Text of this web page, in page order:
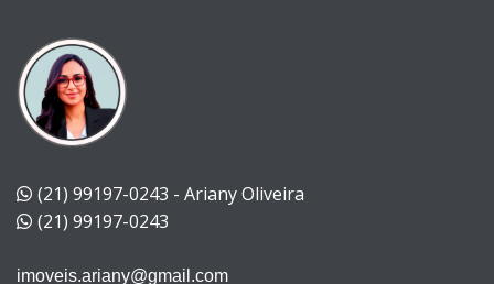
(21) 99197-0243 - Ariany Oliveira
(21) 99197-0243
imoveis.ariany@gmail.com